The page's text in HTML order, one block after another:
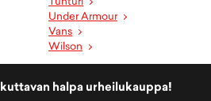
Under Armour
Vans
Wilson
halpa urheilukauppa!